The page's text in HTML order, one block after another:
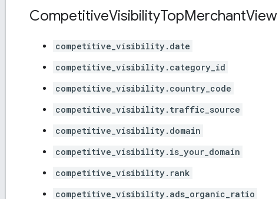
CompetitiveVisibilityTopMerchantView
competitive_visibility.date
competitive_visibility.category_id
competitive_visibility.country_code
competitive_visibility.traffic_source
competitive_visibility.domain
competitive_visibility.is_your_domain
competitive_visibility.rank
competitive_visibility.ads_organic_ratio